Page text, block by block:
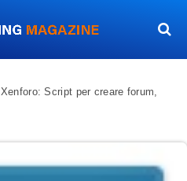
Xenforo: Script per creare forum,